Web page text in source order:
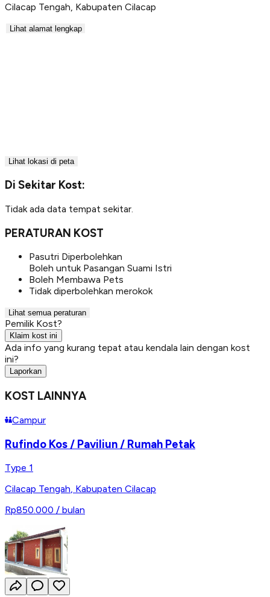
Cilacap Tengah, Kabupaten Cilacap
Lihat alamat lengkap
Lihat lokasi di peta
Di Sekitar Kost:
Tidak ada data tempat sekitar.
PERATURAN KOST
Pasutri Diperbolehkan
Boleh untuk Pasangan Suami Istri
Boleh Membawa Pets
Tidak diperbolehkan merokok
Lihat semua peraturan
Pemilik Kost?
Klaim kost ini
Ada info yang kurang tepat atau kendala lain dengan kost
ini?
Laporkan
KOST LAINNYA
Campur
Rufindo Kos / Paviliun / Rumah Petak
Type 1
Cilacap Tengah, Kabupaten Cilacap
Rp850.000 / bulan